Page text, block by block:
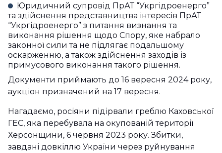
Юридичний супровід ПрАТ “Укргідроенерго”
та здійснення представництва інтересів ПрАТ
“Укргідроенерго” з питання визнання та
виконання рішення щодо Спору, яке набрало
законної сили та не підлягає подальшому
оскарженню, а також здійснення заходів із
примусового виконання такого рішення.
Документи приймають до 16 вересня 2024 року,
аукціон призначений на 17 вересня.
Нагадаємо, росіяни підірвали греблю Каховської
ГЕС, яка перебувала на окупованій території
Херсонщини, 6 червня 2023 року. Збитки,
завдані довкіллю України через руйнування